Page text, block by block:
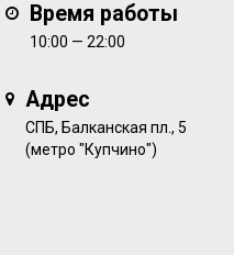
Время работы
10:00 — 22:00
Адрес
СПБ, Балканская пл., 5
(метро "Купчино")